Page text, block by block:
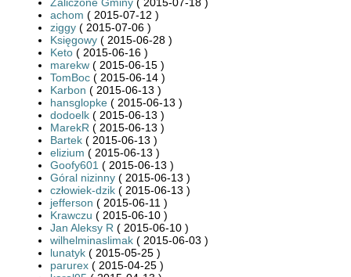
achom ( 2015-07-12 )
ziggy ( 2015-07-06 )
Księgowy ( 2015-06-28 )
Keto ( 2015-06-16 )
marekw ( 2015-06-15 )
TomBoc ( 2015-06-14 )
Karbon ( 2015-06-13 )
hansglopke ( 2015-06-13 )
dodoelk ( 2015-06-13 )
MarekR ( 2015-06-13 )
Bartek ( 2015-06-13 )
elizium ( 2015-06-13 )
Goofy601 ( 2015-06-13 )
Góral nizinny ( 2015-06-13 )
człowiek-dzik ( 2015-06-13 )
jefferson ( 2015-06-11 )
Krawczu ( 2015-06-10 )
Jan Aleksy R ( 2015-06-10 )
wilhelminaslimak ( 2015-06-03 )
lunatyk ( 2015-05-25 )
parurex ( 2015-04-25 )